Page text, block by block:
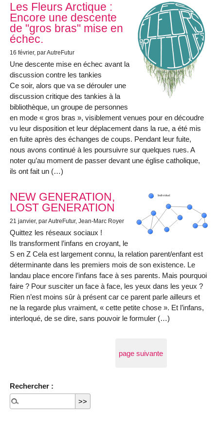
Les Fleurs Arctique :
Encore une descente
de "gros bras" mise en
échec.
16 février, par AutreFutur
Une descente mise en échec avant la
discussion contre les tankies
Ce soir, alors que va se dérouler une
discussion critique des tankies à la
bibliothèque, un groupe de personnes
en mode « gros bras », visiblement venues pour en découdre
vu leur disposition et leur déplacement dans la rue, a été mis
en fuite après des échanges de coups. Pendant leur fuite,
nous avons continué à les poursuivre sur quelques rues. A
noter qu’au moment de passer devant une église catholique,
ils ont fait un (…)
NEW GENERATION,
LOST GENERATION
21 janvier, par AutreFutur, Jean-Marc Royer
Quittez les réseaux sociaux !
Ils transforment l’infans en croyant, le
S en Z Cela est largement connu, la relation parent/enfant est
déterminante dans les premiers mois de son existence. Le
landau place encore l’infans face à ses parents. Mais pourquoi
faire ? Pour susciter un face à face, les yeux dans les yeux ?
Rien n’est moins sûr à présent car ce parent parle ailleurs et
ne la regarde plus vraiment, « cette petite chose ». Et l’infans,
interloqué, de se dire, sans pouvoir le formuler (…)
page suivante
Rechercher :